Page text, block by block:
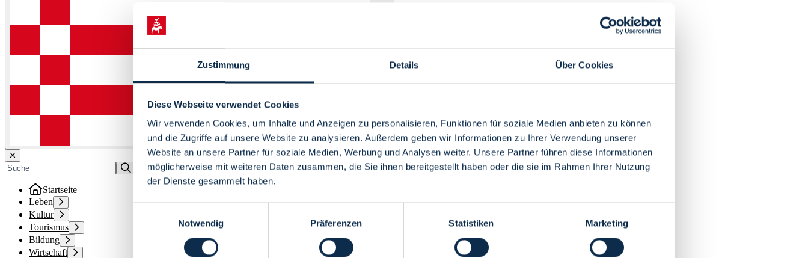
Zustimmung Details Über Cookies
Diese Webseite verwendet Cookies
Wir verwenden Cookies, um Inhalte und Anzeigen zu personalisieren, Funktionen für soziale Medien anbieten zu können
und die Zugriffe auf unsere Website zu analysieren. Außerdem geben wir Informationen zu Ihrer Verwendung unserer
Website an unsere Partner für soziale Medien, Werbung und Analysen weiter. Unsere Partner führen diese Informationen
möglicherweise mit weiteren Daten zusammen, die Sie ihnen bereitgestellt haben oder die sie im Rahmen Ihrer Nutzung
der Dienste gesammelt haben.
Notwendig
Präferenzen Statistiken Marketing
Menü
Startseite
Leben
Kultur
Tourismus
Bildung
Wirtschaft